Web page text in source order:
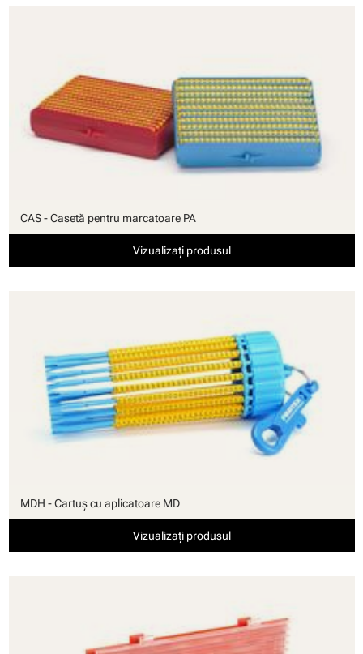
CAS - Casetă pentru marcatoare PA
Vizualizați produsul
MDH - Cartuş cu aplicatoare MD
Vizualizați produsul